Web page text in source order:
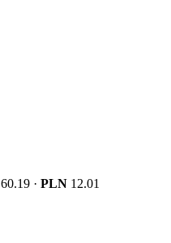
60.19 · PLN 12.01